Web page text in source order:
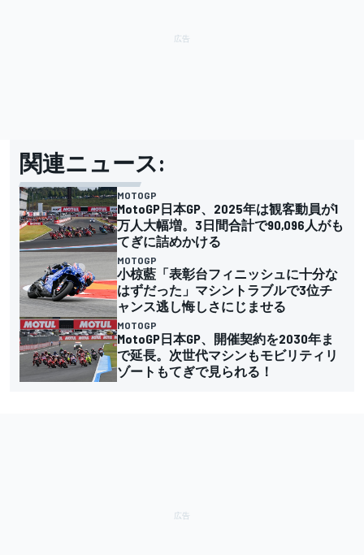
関連ニュース:
MOTOGP
MotoGP日本GP、2025年は観客動員が1
万人大幅増。3日間合計で90,096人がも
てぎに詰めかける
MOTOGP
小椋藍「表彰台フィニッシュに十分な
はずだった」マシントラブルで3位チ
ャンス逃し悔しさにじませる
MOTOGP
MotoGP日本GP、開催契約を2030年ま
で延長。次世代マシンもモビリティリ
ゾートもてぎで見られる！